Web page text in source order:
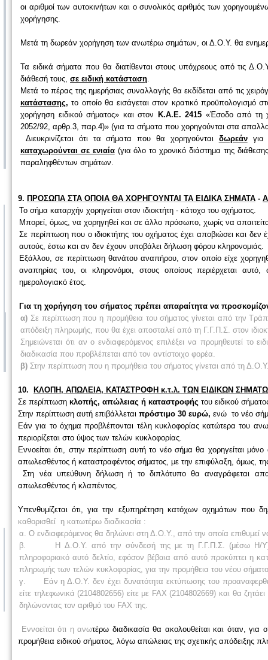
οι αριθμοί των αυτοκινήτων και ο συνολικός αριθμός των
χορήγησης.
Μετά τη δωρεάν χορήγηση των ανωτέρω σημάτων, οι Δ.Ο.Υ. θα
Τα ειδικά σήματα που θα διατίθενται στους υπόχρεους από τις
διάθεσή τους, σε ειδική κατάσταση
Μετά το πέρας της ημερήσιας συναλλαγής θα εκδίδεται από τις
κατάστασης, το οποίο θα εισάγεται στον κρατικό προϋπολογισμό
χορήγηση ειδικού σήματος» και στον
Κ.Α.Ε. 2415 «Έσοδο από τη
2052/92, αρθρ.3, παρ.4)» (για τα σήματα που χορηγούνται στα
Διευκρινίζεται ότι τα σήματα που θα χορηγούνται δωρεάνγια
καταχωρούνται σε ενιαία(για όλο το χρονικό διάστημα της
παραληφθέντων σημάτων.
9. ΠΡΟΣΩΠΑ ΣΤΑ ΟΠΟΙΑ ΘΑ ΧΟΡΗΓΟΥΝΤΑΙ ΤΑ ΕΙΔΙΚΑ ΣΗΜΑΤΑ -
Το σήμα καταρχήν χορηγείται στον ιδιοκτήτη - κάτοχο του οχήματος.
Μπορεί, όμως, να χορηγηθεί και σε άλλο πρόσωπο, χωρίς να
Σε περίπτωση που ο ιδιοκτήτης του οχήματος έχει αποβιώσει και
αυτούς, έστω και αν δεν έχουν υποβάλει δήλωση φόρου κληρονομιάς.
Εξάλλου, σε περίπτωση θανάτου αναπήρου, στον οποίο είχε
αναπηρίας του, οι κληρονόμοι, στους οποίους περιέρχεται
ημερολογιακό έτος.
Για τη χορήγηση του σήματος πρέπει απαραίτητα να
α) Σε περίπτωση που η προμήθεια του σήματος γίνεται από την
απόδειξη πληρωμής, που θα έχει αποσταλεί από τη Γ.Γ.Π.Σ. στον
Σημειώνεται ότι αν ο ενδιαφερόμενος επιλέξει να προμηθευτεί
διαδικασία που προβλέπεται από τον αντίστοιχο φορέα.
β) Στην περίπτωση που η προμήθεια του σήματος γίνεται από τη
10.
ΚΛΟΠΗ, ΑΠΩΛΕΙΑ, ΚΑΤΑΣΤΡΟΦΗ κ.τ.λ. ΤΩΝ ΕΙΔΙΚΩΝ
Σε περίπτωση κλοπής, απώλειας ή καταστροφής του ειδικού
Στην περίπτωση αυτή επιβάλλεται πρόστιμο 30 ευρώ, ενώ το νέο
Εάν για το όχημα προβλέπονται τέλη κυκλοφορίας κατώτερα του
περιορίζεται στο ύψος των τελών κυκλοφορίας.
Εννοείται ότι, στην περίπτωση αυτή το νέο σήμα θα χορηγείται
απωλεσθέντος ή καταστραφέντος σήματος, με την επιφύλαξη, όμως,
Στη νέα υπεύθυνη δήλωση ή το διπλότυπο θα αναγράφεται
απωλεσθέντος ή κλαπέντος.
Υπενθυμίζεται ότι, για την εξυπηρέτηση κατόχων οχημάτων που
καθορισθεί η κατωτέρω διαδικασία :
α. Ο ενδιαφερόμενος θα δηλώνει στη Δ.Ο.Υ., από την οποία
β. Η Δ.Ο.Υ. από την σύνδεσή της με τη Γ.Γ.Π.Σ. (μέσω Η/Υ) θα
πληροφοριακό αυτό δελτίο, εφόσον βέβαια από αυτό προκύπτει η
πληρωμής των τελών κυκλοφορίας, για την προμήθεια του νέου
γ. Εάν η Δ.Ο.Υ. δεν έχει δυνατότητα εκτύπωσης του
είτε τηλεφωνικά (2104802656) είτε με FAX (2104802669) και θα
δηλώνοντας τον αριθμό του FAX της.
Εννοείται ότι η ανωτέρω διαδικασία θα ακολουθείται και όταν,
προμήθεια ειδικού σήματος, λόγω απώλειας της σχετικής απόδειξης